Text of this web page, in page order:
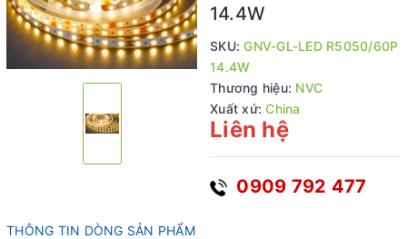
14.4W
SKU:GNV-GL-LED R5050/60P
14.4W
Thương hiệu: NVC
Xuất xứ:China
Liên hệ
0909 792 477
THÔNG TIN DÒNG SẢN PHẨM